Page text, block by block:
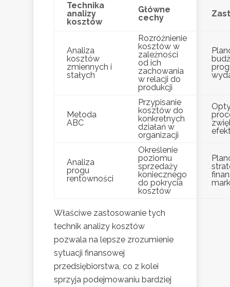
Technika
analizy
kosztów
Główne
cechy
Analiza
kosztów
zmiennych i
stałych
Rozróżnienie
kosztów w
zależności
od ich
zachowania
w relacji do
produkcji
Metoda
ABC
Przypisanie
kosztów do
konkretnych
działań w
organizacji
Analiza
progu
rentowności
Określenie
poziomu
sprzedaży
koniecznego
do pokrycia
kosztów
Właściwe zastosowanie tych
technik analizy kosztów
pozwala na lepsze zrozumienie
sytuacji finansowej
przedsiębiorstwa, co z kolei
sprzyja podejmowaniu bardziej